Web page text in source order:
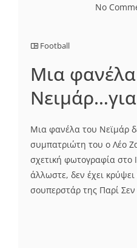
No
Football
Μια
Μια φανέλα του Νεϊμάρ
συμπατριώτη του ο Λέο
σχετική φωτογραφία
άλλωστε, δεν έχει κρύψει
σουπερστάρ της Παρί Σεν